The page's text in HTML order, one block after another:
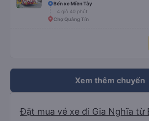
Bến xe Miền Tây
4 giờ 40 phút
Chợ Quảng Tín
Xem thêm chuyến
Đặt mua vé xe đi Gia Nghĩa từ